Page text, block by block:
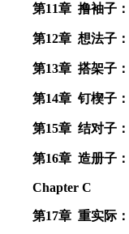
第11章 撸袖子：
第12章 想法子：
第13章 搭架子：
第14章 钉楔子：
第15章 结对子：
第16章 造册子：
Chapter C
第17章 重实际：